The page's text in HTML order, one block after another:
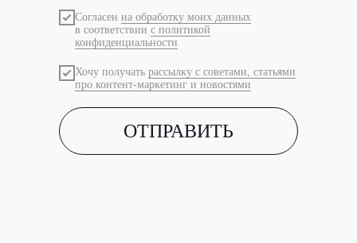
Согласен на обработку моих данных
в соответствии с политикой
конфиденциальности
Хочу получать рассылку с советами, статьями
про контент-маркетинг и новостями
ОТПРАВИТЬ